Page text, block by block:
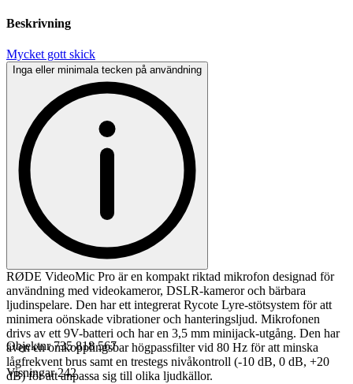
Beskrivning
Mycket gott skick
Inga eller minimala tecken på användning
RØDE VideoMic Pro är en kompakt riktad mikrofon designad för
användning med videokameror, DSLR-kameror och bärbara
ljudinspelare. Den har ett integrerat Rycote Lyre-stötsystem för att
minimera oönskade vibrationer och hanteringsljud. Mikrofonen
drivs av ett 9V-batteri och har en 3,5 mm minijack-utgång. Den har
även en omkopplingsbar högpassfilter vid 80 Hz för att minska
lågfrekvent brus samt en trestegs nivåkontroll (-10 dB, 0 dB, +20
dB) för att anpassa sig till olika ljudkällor.
Objektnr 735 818 567
Visningar 242